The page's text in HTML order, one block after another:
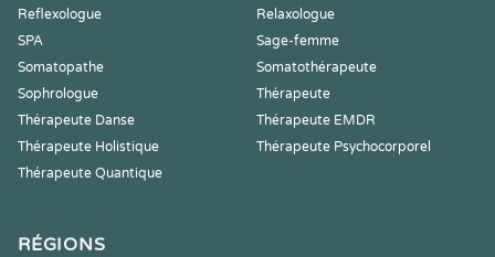
Reflexologue
Relaxologue
SPA
Sage-femme
Somatopathe
Somatothérapeute
Sophrologue
Thérapeute
Thérapeute Danse
Thérapeute EMDR
Thérapeute Holistique
Thérapeute Psychocorporel
Thérapeute Quantique
RÉGIONS